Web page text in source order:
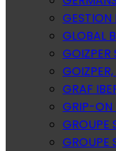
GESTION
GLOBAL
GOIZPER
GRAF
GRIP-ON
GROUPE
GROUPE